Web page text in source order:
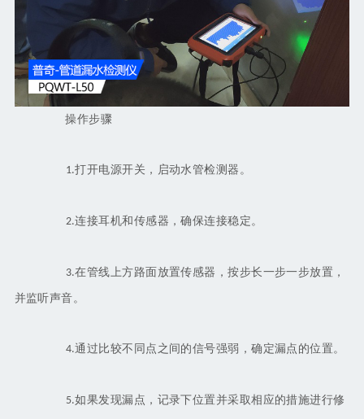
操作步骤
1.打开电源开关，启动水管检测器。
2.连接耳机和传感器，确保连接稳定。
3.在管线上方路面放置传感器，按步长一步一步放置，
并监听声音。
4.通过比较不同点之间的信号强弱，确定漏点的位置。
5.如果发现漏点，记录下位置并采取相应的措施进行修